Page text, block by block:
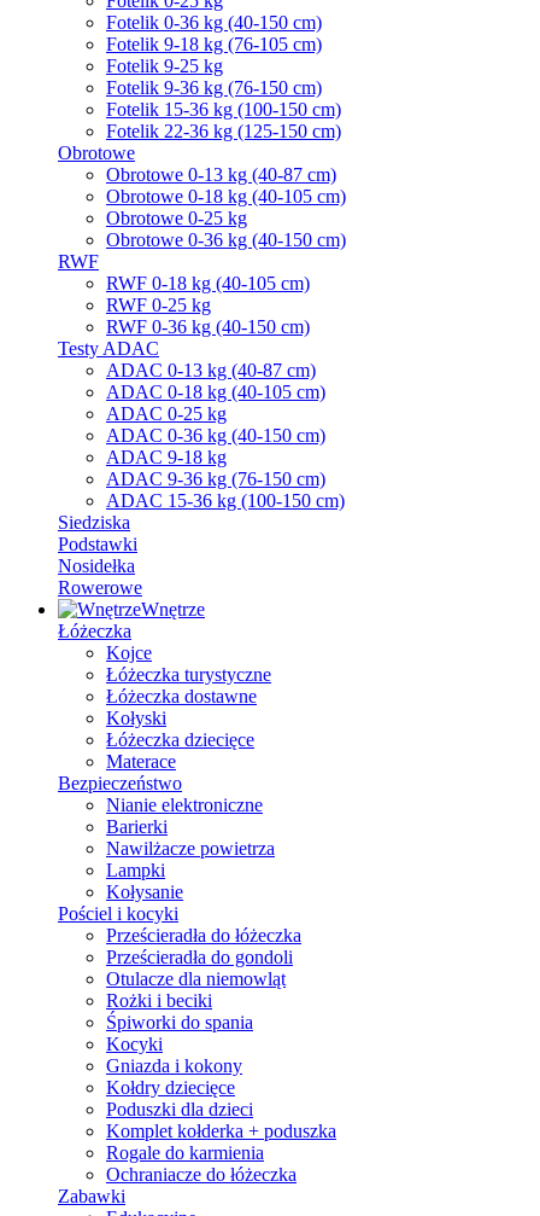
Fotelik 0-36 kg (40-150 cm)
Fotelik 9-18 kg (76-105 cm)
Fotelik 9-25 kg
Fotelik 9-36 kg (76-150 cm)
Fotelik 15-36 kg (100-150 cm)
Fotelik 22-36 kg (125-150 cm)
Obrotowe
Obrotowe 0-13 kg (40-87 cm)
Obrotowe 0-18 kg (40-105 cm)
Obrotowe 0-25 kg
Obrotowe 0-36 kg (40-150 cm)
RWF
RWF 0-18 kg (40-105 cm)
RWF 0-25 kg
RWF 0-36 kg (40-150 cm)
Testy ADAC
ADAC 0-13 kg (40-87 cm)
ADAC 0-18 kg (40-105 cm)
ADAC 0-25 kg
ADAC 0-36 kg (40-150 cm)
ADAC 9-18 kg
ADAC 9-36 kg (76-150 cm)
ADAC 15-36 kg (100-150 cm)
Siedziska
Podstawki
Nosidełka
Rowerowe
Wnętrze
Łóżeczka
Kojce
Łóżeczka turystyczne
Łóżeczka dostawne
Kołyski
Łóżeczka dziecięce
Materace
Bezpieczeństwo
Nianie elektroniczne
Barierki
Nawilżacze powietrza
Lampki
Kołysanie
Pościel i kocyki
Prześcieradła do łóżeczka
Prześcieradła do gondoli
Otulacze dla niemowląt
Rożki i beciki
Śpiworki do spania
Kocyki
Gniazda i kokony
Kołdry dziecięce
Poduszki dla dzieci
Komplet kołderka + poduszka
Rogale do karmienia
Ochraniacze do łóżeczka
Zabawki